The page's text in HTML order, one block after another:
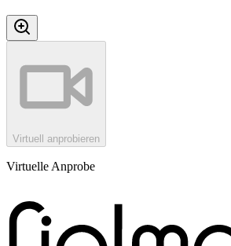
Virtuell anprobieren
Virtuelle Anprobe